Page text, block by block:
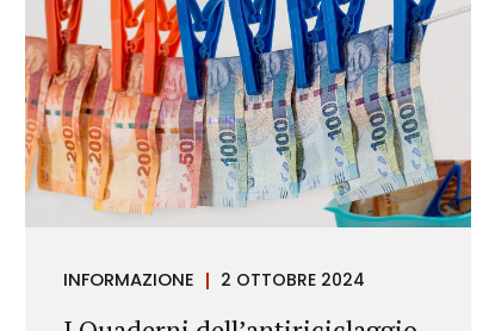
INFORMAZIONE 2 OTTOBRE 2024